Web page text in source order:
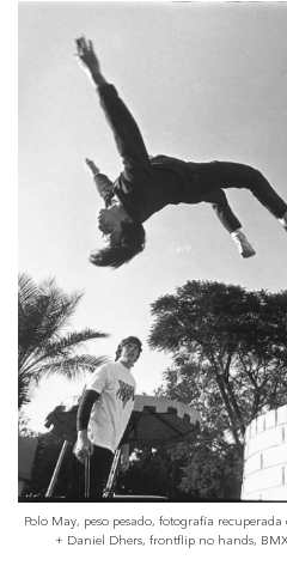
Polo May, peso pesado, fotografía
+ Daniel Dhers, frontflip no hands,